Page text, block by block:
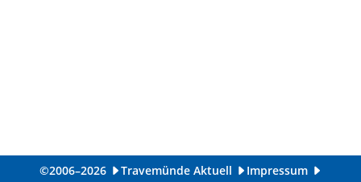
©2006–2026 Travemünde Aktuell
Impressum